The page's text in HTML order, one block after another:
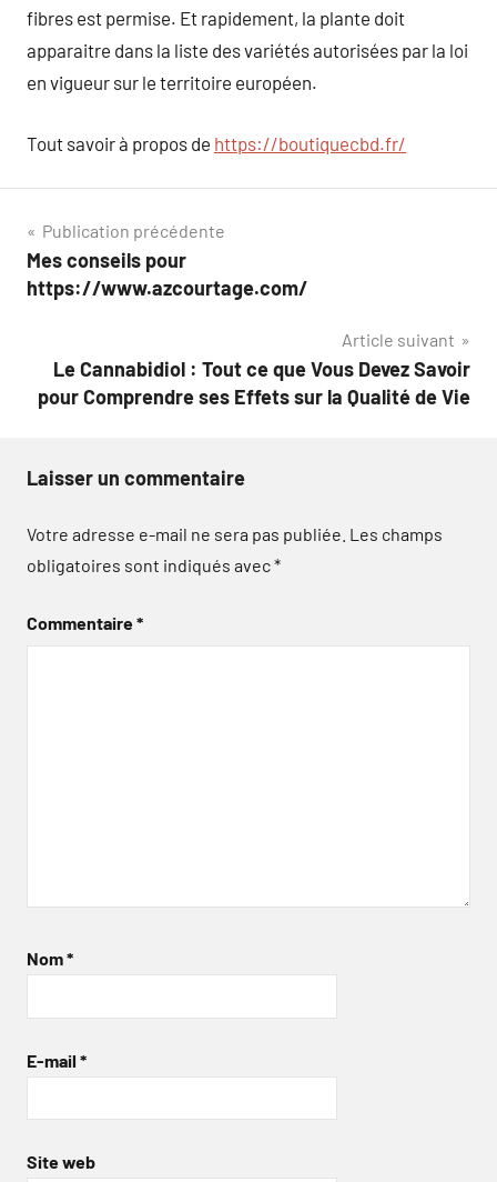
fibres est permise. Et rapidement, la plante doit
apparaitre dans la liste des variétés autorisées par la loi
en vigueur sur le territoire européen.
Tout savoir à propos de https://boutiquecbd.fr/
Navigation
de
Publication précédente
Mes conseils pour
https://www.azcourtage.com/
Article suivant
Le Cannabidiol : Tout ce que Vous Devez Savoir
pour Comprendre ses Effets sur la Qualité de Vie
Laisser un commentaire
Votre adresse e-mail ne sera pas publiée. Les champs
obligatoires sont indiqués avec*
Commentaire*
Nom*
E-mail *
Site web